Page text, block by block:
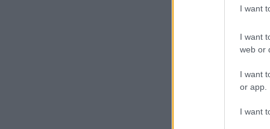
I want
I want
web or
I want
or app.
I want